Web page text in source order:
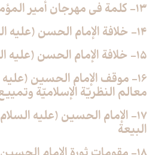
13- كلمة في مهرجان أمير المؤمنين (عليه السلام)
14- خلافة الإمام الحسن (عليه السلام) وظروفها (1)
15- خلافة الإمام الحسن (عليه السلام) وظروفها (2)
16- موقف الإمام الحسين
معالم النظريّة الإسلاميّة
17- الإمام الحسين (عليه
البيعة